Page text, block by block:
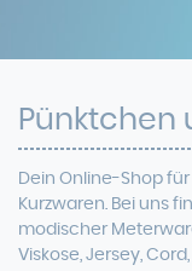
Pünktchen
Dein Online-Shop für
Kurzwaren. Bei uns
modischer
Viskose, Jersey,